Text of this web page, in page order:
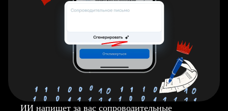
ИИ напишет за вас сопроводительные